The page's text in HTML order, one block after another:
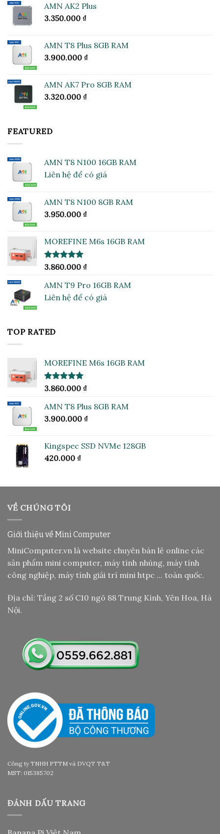
AMN AK2 Plus
3.350.000 ₫
AMN T8 Plus 8GB RAM
3.900.000 ₫
AMN AK7 Pro 8GB RAM
3.320.000 ₫
FEATURED
AMN T8 N100 16GB RAM
Liên hệ để có giá
AMN T8 N100 8GB RAM
3.950.000 ₫
MOREFINE M6s 16GB RAM
Được xếp
5 sao
3.860.000 ₫
AMN T9 Pro 16GB RAM
Liên hệ để có giá
TOP RATED
MOREFINE M6s 16GB RAM
Được xếp
5 sao
3.860.000 ₫
AMN T8 Plus 8GB RAM
3.900.000 ₫
Kingspec SSD NVMe 128GB
420.000 ₫
VỀ CHÚNG TÔI
Giới thiệu về Mini Computer
MiniComputer.vn là website chuyên bán lẻ online các
sản phẩm mini computer, máy tính nhúng, máy tính
công nghiệp, máy tính giải trí mini htpc ... toàn quốc.
Địa chỉ: Tầng 2 số C10 ngõ 88 Trung Kính, Yên Hoa, Hà
Nội.
Công ty TNHH PTTM và DVQT T&T
MST: 015385702
ĐÁNH DẤU TRANG